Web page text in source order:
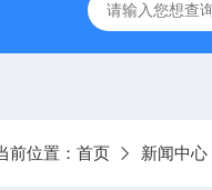
定仪 GDJ6010高
前位置： 首页 新闻中心